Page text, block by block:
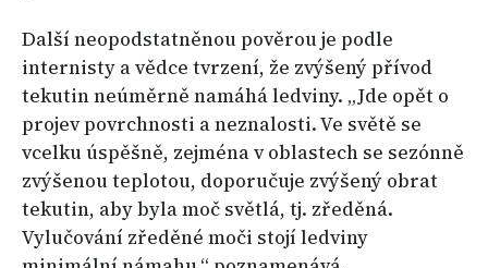
Další neopodstatněnou pověrou je podle
internisty a vědce tvrzení, že zvýšený přívod
tekutin neúměrně namáhá ledviny. „Jde opět o
projev povrchnosti a neznalosti. Ve světě se
vcelku úspěšně, zejména v oblastech se sezónně
zvýšenou teplotou, doporučuje zvýšený obrat
tekutin, aby byla moč světlá, tj. zředěná.
Vylučování zředěné moči stojí ledviny